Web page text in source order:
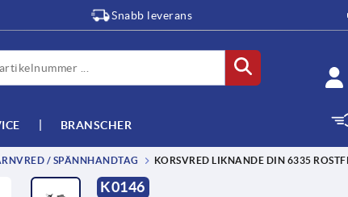
Snabb leverans
BRANSCHER
/ SPÄNNHANDTAG KORSVRED LIKNANDE DIN 6335
K0146